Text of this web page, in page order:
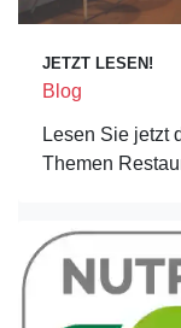
JETZT LESEN!
Blog
Lesen Sie jetzt
Themen